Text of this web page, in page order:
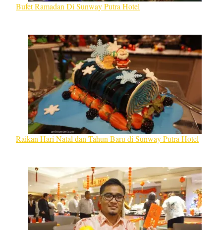
Bufet Ramadan Di Sunway Putra Hotel
Raikan Hari Natal dan Tahun Baru di Sunway Putra Hotel